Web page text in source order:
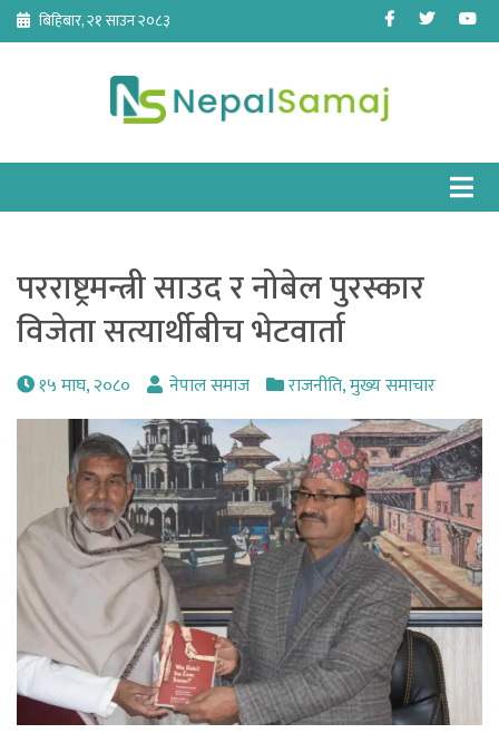
Skip
content
बिहिबार, २१ साउन २०८३ Facebook
Twitter
परराष्ट्रमन्त्री साउद र नोबेल पुरस्कार
विजेता सत्यार्थीबीच भेटवार्ता
१५ माघ, २०८० नेपाल समाज राजनीति,मुख्य समाचार